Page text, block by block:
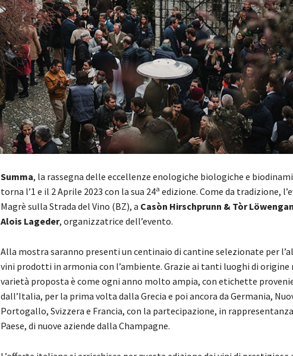
Summa, la rassegna delle eccellenze enologiche biologiche e
torna l’1 e il 2 Aprile 2023 con la sua 24a edizione. Come da tradizione,
Magrè sulla Strada del Vino (BZ), a Casòn Hirschprunn & Tòr
Alois Lageder, organizzatrice dell’evento.
Alla mostra saranno presenti un centinaio di cantine selezionate per
vini prodotti in armonia con l’ambiente. Grazie ai tanti luoghi di
varietà proposta è come ogni anno molto ampia, con etichette
dall’Italia, per la prima volta dalla Grecia e poi ancora da Germania,
Portogallo, Svizzera e Francia, con la partecipazione, in
Paese, di nuove aziende dalla Champagne.